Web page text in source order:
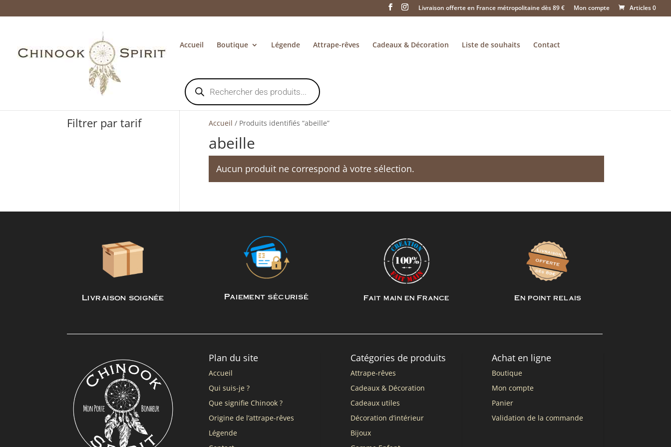
Livraison offerte en France métropolitaine dès 89 € Mon compte Articles 0
Accueil Boutique Légende Attrape-rêves Cadeaux & Décoration Liste de souhaits Contact
Recherche
de
produits
Accueil / Produits identifiés “abeille”
abeille
Aucun produit ne correspond à votre sélection.
Filtrer par tarif
Livraison soignée Paiement sécurisé Fait main en France En point relais
Plan du site
Accueil
Qui suis-je ?
Que signifie Chinook ?
Origine de l’attrape-rêves
Légende
Catégories de produits
Attrape-rêves
Cadeaux & Décoration
Cadeaux utiles
Décoration d’intérieur
Bijoux
Achat en ligne
Boutique
Mon compte
Panier
Validation de la commande